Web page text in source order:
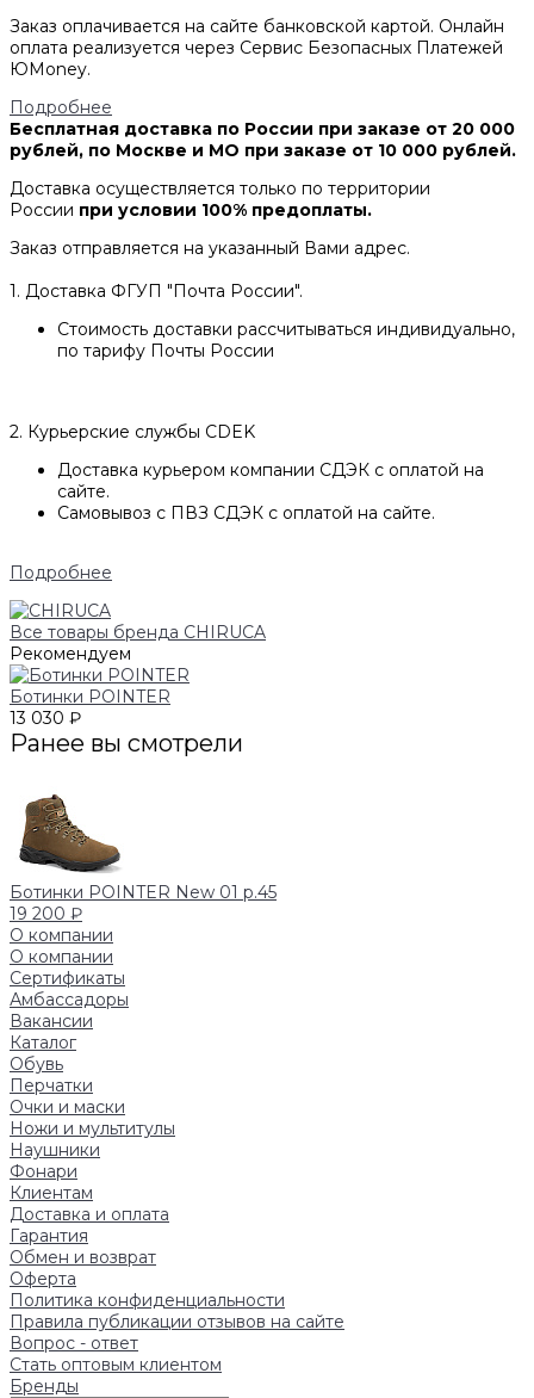
Заказ оплачивается на сайте банковской картой. Онлайн
оплата реализуется через Сервис Безопасных Платежей
ЮMoney.
Подробнее
Бесплатная доставка по России при заказе от 20 000
рублей, по Москве и МО при заказе от 10 000 рублей.
Доставка осуществляется только по территории
России при условии 100% предоплаты.
Заказ отправляется на указанный Вами адрес.
1. Доставка ФГУП "Почта России".
Стоимость доставки рассчитываться индивидуально,
по тарифу Почты России
2. Курьерские службы CDEK
Доставка курьером компании СДЭК с оплатой на
сайте.
Самовывоз с ПВЗ СДЭК с оплатой на сайте.
Подробнее
Все товары бренда CHIRUCA
Рекомендуем
Ботинки POINTER
13 030 ₽
Ранее вы смотрели
Ботинки POINTER New 01 р.45
19 200 ₽
О компании
О компании
Сертификаты
Амбассадоры
Вакансии
Каталог
Обувь
Перчатки
Очки и маски
Ножи и мультитулы
Наушники
Фонари
Клиентам
Доставка и оплата
Гарантия
Обмен и возврат
Оферта
Политика конфиденциальности
Правила публикации отзывов на сайте
Вопрос - ответ
Стать оптовым клиентом
Бренды